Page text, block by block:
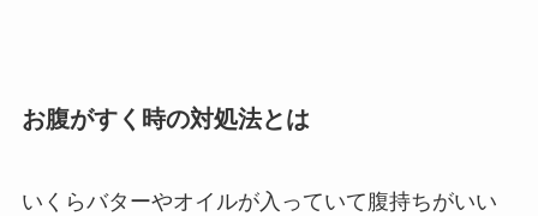
お腹がすく時の対処法とは
いくらバターやオイルが入っていて腹持ちがいい